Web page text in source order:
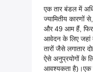
एक तार बंडल में
ज्यामितीय
और 49 आम हैं, फिर
आवेदन के लिए जहां
तारों जैसे लगातार
ऐसे अनुप्रयोगों के
आवश्यकता है)।एक